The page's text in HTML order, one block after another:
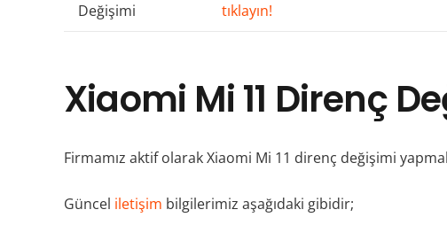
Değişimi
tıklayın!
Xiaomi Mi 11 Direnç
Firmamız aktif olarak Xiaomi Mi 11 direnç değişimi
Güncel iletişim bilgilerimiz aşağıdaki gibidir;